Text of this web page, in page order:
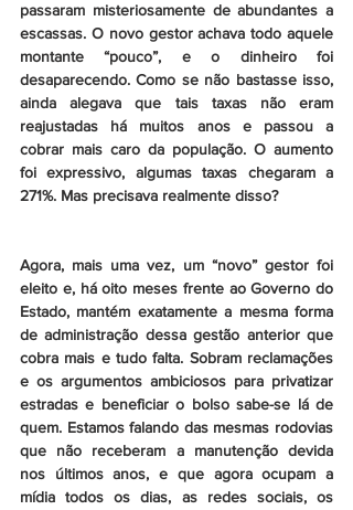
passaram misteriosamente de abundantes a
escassas. O novo gestor achava todo aquele
montante “pouco”, e o dinheiro foi
desaparecendo. Como se não bastasse isso,
ainda alegava que tais taxas não eram
reajustadas há muitos anos e passou a
cobrar mais caro da população. O aumento
foi expressivo, algumas taxas chegaram a
271%. Mas precisava realmente disso?
Agora, mais uma vez, um “novo” gestor foi
eleito e, há oito meses frente ao Governo do
Estado, mantém exatamente a mesma forma
de administração dessa gestão anterior que
cobra mais e tudo falta. Sobram reclamações
e os argumentos ambiciosos para privatizar
estradas e beneficiar o bolso sabe-se lá de
quem. Estamos falando das mesmas rodovias
que não receberam a manutenção devida
nos últimos anos, e que agora ocupam a
mídia todos os dias, as redes sociais, os